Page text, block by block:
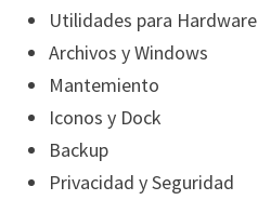
Utilidades para Hardware
Archivos y Windows
Mantemiento
Iconos y Dock
Backup
Privacidad y Seguridad